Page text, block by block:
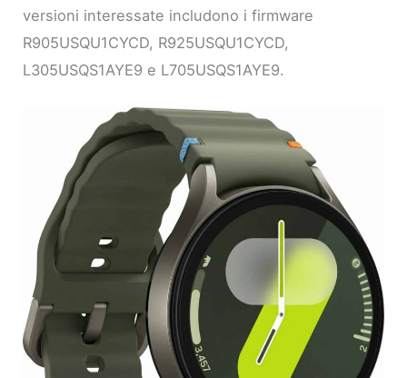
versioni interessate includono i firmware
R905USQU1CYCD, R925USQU1CYCD,
L305USQS1AYE9 e L705USQS1AYE9.